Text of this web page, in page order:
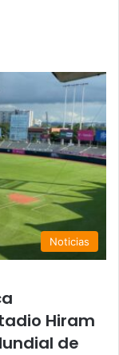
Noticias
Hiram
de